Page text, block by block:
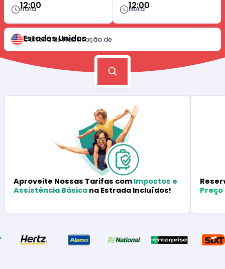
Hora
12:00 Hora
12:00
Carteira de Habilitação de
Estados Unidos
Aproveite Nossas Tarifas com Impostos e
Assistência Básica na Estrada Incluídos!
Preço